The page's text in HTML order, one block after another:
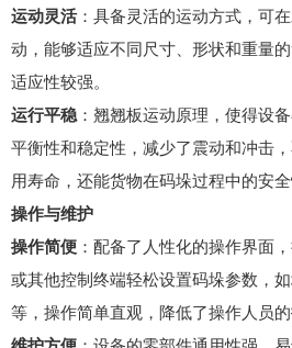
运动灵活：具备灵活的运动方式，可
动，能够适应不同尺寸、形状和重量
适应性较强。
运行平稳 ：翘翘板运动原理，使得设
平衡性和稳定性，减少了震动和冲击
用寿命，还能货物在码垛过程中的安全
操作与维护
操作简便 ：配备了人性化的操作界面
或其他控制终端轻松设置码垛参数，
等，操作简单直观，降低了操作人员的